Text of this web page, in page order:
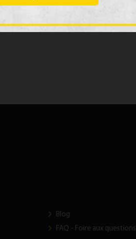
Blog
FAQ - Foire aux questions